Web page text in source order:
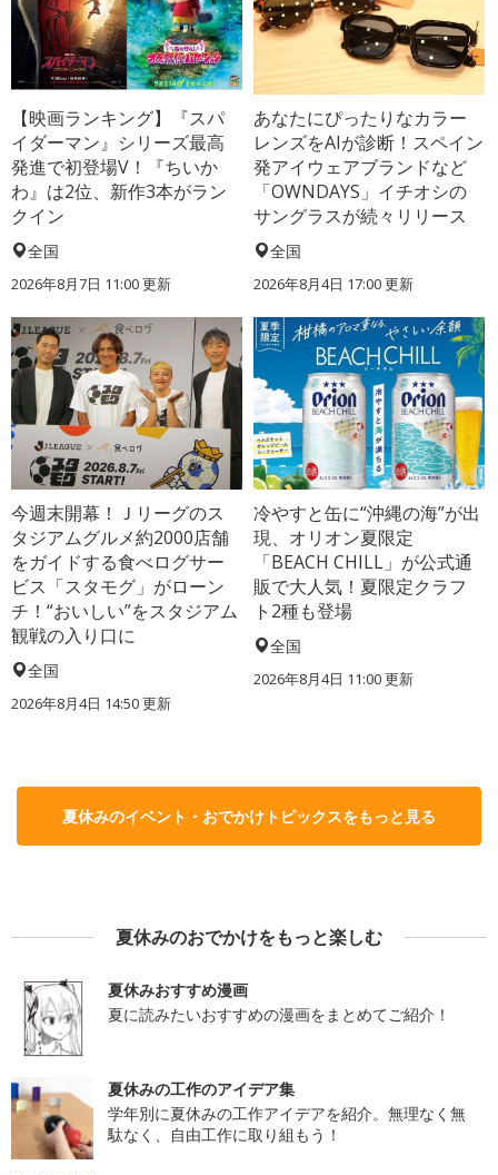
【映画ランキング】『スパ
イダーマン』シリーズ最高
発進で初登場V！『ちいか
わ』は2位、新作3本がラン
クイン
全国
2026年8月7日 11:00更新
あなたにぴったりなカラー
レンズをAIが診断！スペイン
発アイウェアブランドなど
「OWNDAYS」イチオシの
サングラスが続々リリース
全国
2026年8月4日 17:00更新
今週末開幕！Ｊリーグのス
タジアムグルメ約2000店舗
をガイドする食べログサー
ビス「スタモグ」がローン
チ！“おいしい”をスタジアム
観戦の入り口に
全国
2026年8月4日 14:50更新
冷やすと缶に“沖縄の海”が出
現、オリオン夏限定
「BEACH CHILL」が公式通
販で大人気！夏限定クラフ
ト2種も登場
全国
2026年8月4日 11:00更新
夏休みのイベント・おでかけトピックスをもっと見る
夏休みのおでかけをもっと楽しむ
夏休みおすすめ漫画
夏に読みたいおすすめの漫画をまとめてご紹介！
夏休みの工作のアイデア集
学年別に夏休みの工作アイデアを紹介。無理なく無
駄なく、自由工作に取り組もう！